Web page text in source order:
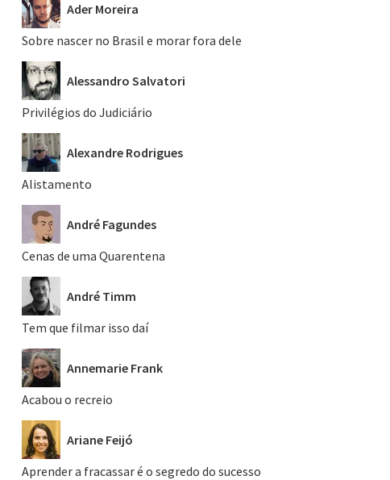
Ader Moreira
Sobre nascer no Brasil e morar fora dele
Alessandro Salvatori
Privilégios do Judiciário
Alexandre Rodrigues
Alistamento
André Fagundes
Cenas de uma Quarentena
André Timm
Tem que filmar isso daí
Annemarie Frank
Acabou o recreio
Ariane Feijó
Aprender a fracassar é o segredo do sucesso